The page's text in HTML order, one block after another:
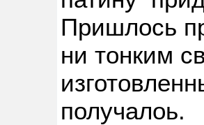
Пришлось
ни тонким
получалоь.